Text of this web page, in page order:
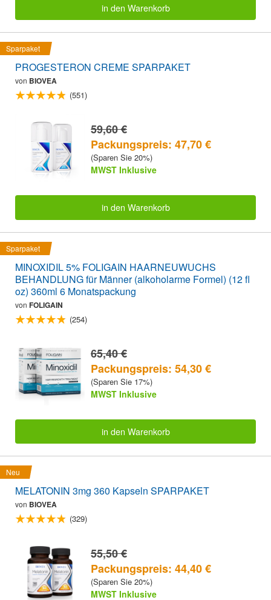
in den Warenkorb
Sparpaket
PROGESTERON CREME SPARPAKET
von BIOVEA
(551)
59,60 €
Packungspreis: 47,70 €
(Sparen Sie 20%)
MWST Inklusive
in den Warenkorb
Sparpaket
MINOXIDIL 5% FOLIGAIN HAARNEUWUCHS
BEHANDLUNG für Männer (alkoholarme Formel) (12 fl
oz) 360ml 6 Monatspackung
von FOLIGAIN
(254)
65,40 €
Packungspreis: 54,30 €
(Sparen Sie 17%)
MWST Inklusive
in den Warenkorb
Neu
MELATONIN 3mg 360 Kapseln SPARPAKET
von BIOVEA
(329)
55,50 €
Packungspreis: 44,40 €
(Sparen Sie 20%)
MWST Inklusive